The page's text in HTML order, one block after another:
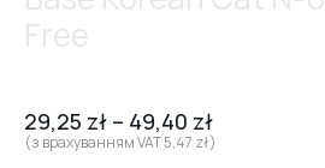
29,25 zł – 49,40 zł
(з врахуванням VAT5,47 zł)